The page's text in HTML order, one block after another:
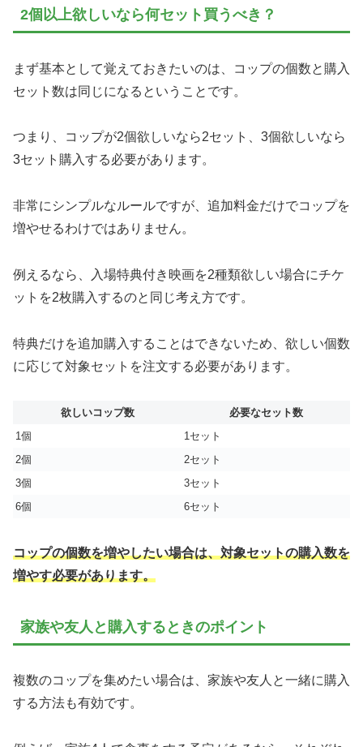
2個以上欲しいなら何セット買うべき？
まず基本として覚えておきたいのは、コップの個数と購入
セット数は同じになるということです。
つまり、コップが2個欲しいなら2セット、3個欲しいなら
3セット購入する必要があります。
非常にシンプルなルールですが、追加料金だけでコップを
増やせるわけではありません。
例えるなら、入場特典付き映画を2種類欲しい場合にチケ
ットを2枚購入するのと同じ考え方です。
特典だけを追加購入することはできないため、欲しい個数
に応じて対象セットを注文する必要があります。
欲しいコップ数
必要なセット数
1個
1セット
2個
2セット
3個
3セット
6個
6セット
コップの個数を増やしたい場合は、対象セットの購入数を
増やす必要があります。
家族や友人と購入するときのポイント
複数のコップを集めたい場合は、家族や友人と一緒に購入
する方法も有効です。